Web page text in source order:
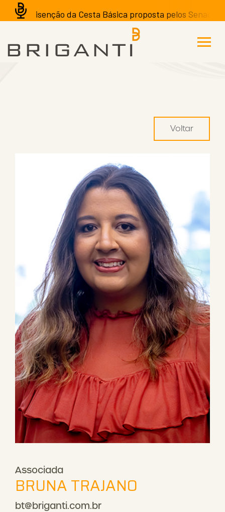
A isenção da Cesta Básica proposta pelos Senadores
Voltar
Associada
BRUNA TRAJANO
bt@briganti.com.br